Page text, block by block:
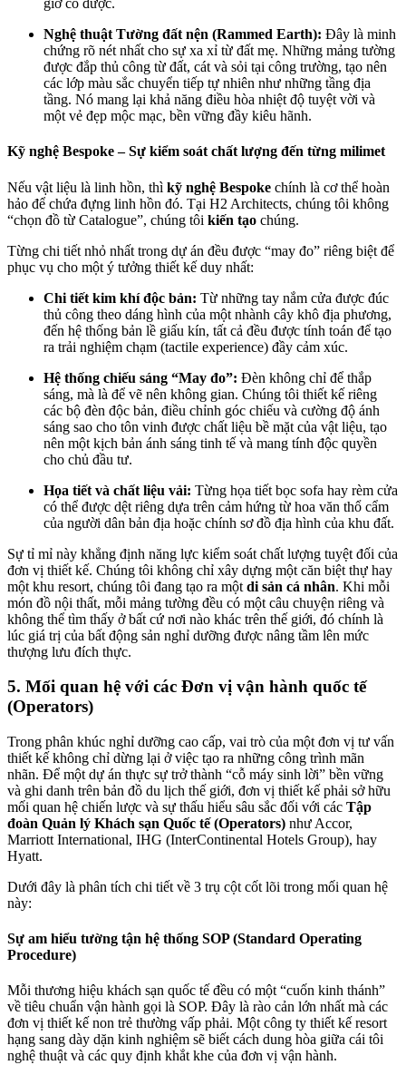
giờ có được.
Nghệ thuật Tường đất nện (Rammed Earth): Đây là minh
chứng rõ nét nhất cho sự xa xỉ từ đất mẹ. Những mảng tường
được đắp thủ công từ đất, cát và sỏi tại công trường, tạo nên
các lớp màu sắc chuyển tiếp tự nhiên như những tầng địa
tầng. Nó mang lại khả năng điều hòa nhiệt độ tuyệt vời và
một vẻ đẹp mộc mạc, bền vững đầy kiêu hãnh.
Kỹ nghệ Bespoke – Sự kiểm soát chất lượng đến từng milimet
Nếu vật liệu là linh hồn, thì kỹ nghệ Bespoke chính là cơ thể hoàn
hảo để chứa đựng linh hồn đó. Tại H2 Architects, chúng tôi không
“chọn đồ từ Catalogue”, chúng tôi kiến tạo chúng.
Từng chi tiết nhỏ nhất trong dự án đều được “may đo” riêng biệt để
phục vụ cho một ý tưởng thiết kế duy nhất:
Chi tiết kim khí độc bản: Từ những tay nắm cửa được đúc
thủ công theo dáng hình của một nhành cây khô địa phương,
đến hệ thống bản lề giấu kín, tất cả đều được tính toán để tạo
ra trải nghiệm chạm (tactile experience) đầy cảm xúc.
Hệ thống chiếu sáng “May đo”: Đèn không chỉ để thắp
sáng, mà là để vẽ nên không gian. Chúng tôi thiết kế riêng
các bộ đèn độc bản, điều chỉnh góc chiếu và cường độ ánh
sáng sao cho tôn vinh được chất liệu bề mặt của vật liệu, tạo
nên một kịch bản ánh sáng tinh tế và mang tính độc quyền
cho chủ đầu tư.
Họa tiết và chất liệu vải: Từng họa tiết bọc sofa hay rèm cửa
có thể được dệt riêng dựa trên cảm hứng từ hoa văn thổ cẩm
của người dân bản địa hoặc chính sơ đồ địa hình của khu đất.
Sự tỉ mỉ này khẳng định năng lực kiểm soát chất lượng tuyệt đối của
đơn vị thiết kế. Chúng tôi không chỉ xây dựng một căn biệt thự hay
một khu resort, chúng tôi đang tạo ra một di sản cá nhân. Khi mỗi
món đồ nội thất, mỗi mảng tường đều có một câu chuyện riêng và
không thể tìm thấy ở bất cứ nơi nào khác trên thế giới, đó chính là
lúc giá trị của bất động sản nghỉ dưỡng được nâng tầm lên mức
thượng lưu đích thực.
5. Mối quan hệ với các Đơn vị vận hành quốc tế
(Operators)
Trong phân khúc nghỉ dưỡng cao cấp, vai trò của một đơn vị tư vấn
thiết kế không chỉ dừng lại ở việc tạo ra những công trình mãn
nhãn. Để một dự án thực sự trở thành “cỗ máy sinh lời” bền vững
và ghi danh trên bản đồ du lịch thế giới, đơn vị thiết kế phải sở hữu
mối quan hệ chiến lược và sự thấu hiểu sâu sắc đối với các Tập
đoàn Quản lý Khách sạn Quốc tế (Operators) như Accor,
Marriott International, IHG (InterContinental Hotels Group), hay
Hyatt.
Dưới đây là phân tích chi tiết về 3 trụ cột cốt lõi trong mối quan hệ
này:
Sự am hiểu tường tận hệ thống SOP (Standard Operating
Procedure)
Mỗi thương hiệu khách sạn quốc tế đều có một “cuốn kinh thánh”
về tiêu chuẩn vận hành gọi là SOP. Đây là rào cản lớn nhất mà các
đơn vị thiết kế non trẻ thường vấp phải. Một công ty thiết kế resort
hạng sang dày dặn kinh nghiệm sẽ biết cách dung hòa giữa cái tôi
nghệ thuật và các quy định khắt khe của đơn vị vận hành.